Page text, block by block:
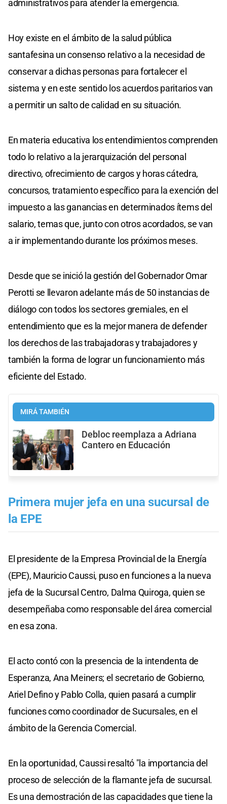
administrativos para atender la emergencia.
Hoy existe en el ámbito de la salud pública
santafesina un consenso relativo a la necesidad de
conservar a dichas personas para fortalecer el
sistema y en este sentido los acuerdos paritarios van
a permitir un salto de calidad en su situación.
En materia educativa los entendimientos comprenden
todo lo relativo a la jerarquización del personal
directivo, ofrecimiento de cargos y horas cátedra,
concursos, tratamiento específico para la exención del
impuesto a las ganancias en determinados ítems del
salario, temas que, junto con otros acordados, se van
a ir implementando durante los próximos meses.
Desde que se inició la gestión del Gobernador Omar
Perotti se llevaron adelante más de 50 instancias de
diálogo con todos los sectores gremiales, en el
entendimiento que es la mejor manera de defender
los derechos de las trabajadoras y trabajadores y
también la forma de lograr un funcionamiento más
eficiente del Estado.
MIRÁ TAMBIÉN
Debloc reemplaza a Adriana
Cantero en Educación
Primera mujer jefa en una sucursal de
la EPE
El presidente de la Empresa Provincial de la Energía
(EPE), Mauricio Caussi, puso en funciones a la nueva
jefa de la Sucursal Centro, Dalma Quiroga, quien se
desempeñaba como responsable del área comercial
en esa zona.
El acto contó con la presencia de la intendenta de
Esperanza, Ana Meiners; el secretario de Gobierno,
Ariel Defino y Pablo Colla, quien pasará a cumplir
funciones como coordinador de Sucursales, en el
ámbito de la Gerencia Comercial.
En la oportunidad, Caussi resaltó "la importancia del
proceso de selección de la flamante jefa de sucursal.
Es una demostración de las capacidades que tiene la